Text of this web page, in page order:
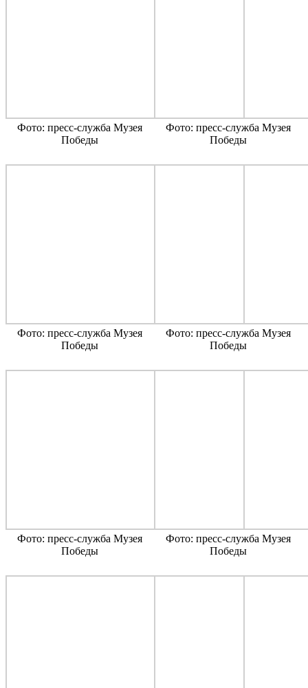
Фото: пресс-служба Музея
Победы
Фото: пресс-служба Музея
Победы
Фото: пресс-служба Музея
Победы
Фото: пресс-служба Музея
Победы
Фото: пресс-служба Музея
Победы
Фото: пресс-служба Музея
Победы